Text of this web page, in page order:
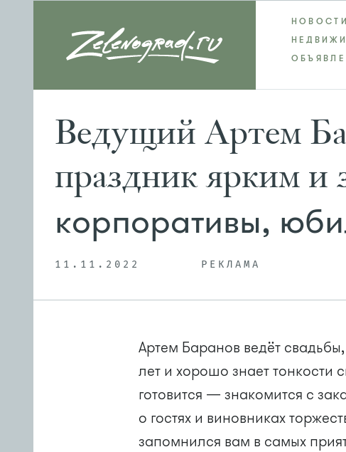
НОВОСТИ
Ведущий Артем
праздник ярким
корпоративы,
11.11.2022 РЕКЛАМА
Артем Баранов ведёт
лет и хорошо знает тонкости
готовится — знакомится с
о гостях и виновниках
запомнился вам в самых